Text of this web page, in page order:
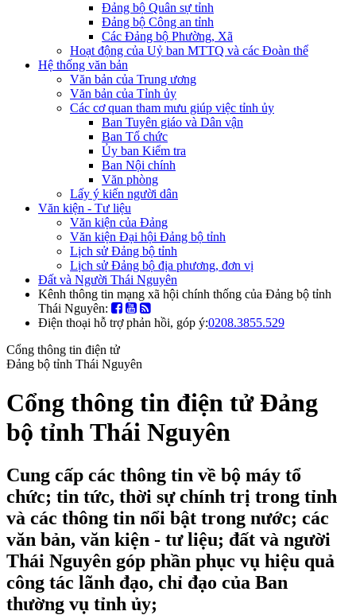
Đảng bộ Quân sự tỉnh
Đảng bộ Công an tỉnh
Các Đảng bộ Phường, Xã
Hoạt động của Uỷ ban MTTQ và các Đoàn thể
Hệ thống văn bản
Văn bản của Trung ương
Văn bản của Tỉnh ủy
Các cơ quan tham mưu giúp việc tỉnh ủy
Ban Tuyên giáo và Dân vận
Ban Tổ chức
Ủy ban Kiểm tra
Ban Nội chính
Văn phòng
Lấy ý kiến người dân
Văn kiện - Tư liệu
Văn kiện của Đảng
Văn kiện Đại hội Đảng bộ tỉnh
Lịch sử Đảng bộ tỉnh
Lịch sử Đảng bộ địa phương, đơn vị
Đất và Người Thái Nguyên
Kênh thông tin mạng xã hội chính thống của Đảng bộ tỉnh
Thái Nguyên:
Điện thoại hỗ trợ phản hồi, góp ý:0208.3855.529
Cổng thông tin điện tử
Đảng bộ tỉnh Thái Nguyên
Cổng thông tin điện tử Đảng
bộ tỉnh Thái Nguyên
Cung cấp các thông tin về bộ máy tổ
chức; tin tức, thời sự chính trị trong tỉnh
và các thông tin nổi bật trong nước; các
văn bản, văn kiện - tư liệu; đất và người
Thái Nguyên góp phần phục vụ hiệu quả
công tác lãnh đạo, chỉ đạo của Ban
thường vụ tỉnh ủy;